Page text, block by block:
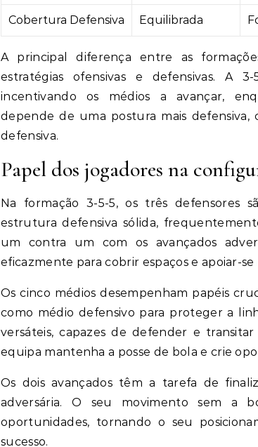
Cobertura Defensiva Equilibrada
A principal diferença entre as
estratégias ofensivas e defensivas. A
incentivando os médios a avançar,
depende de uma postura mais defensiva,
defensiva.
Papel dos jogadores na
Na formação 3-5-5, os três defensores
estrutura defensiva sólida,
um contra um com os avançados
eficazmente para cobrir espaços e apoiar-
Os cinco médios desempenham papéis
como médio defensivo para proteger a
versáteis, capazes de defender e
equipa mantenha a posse de bola e crie
Os dois avançados têm a tarefa de
adversária. O seu movimento sem a
oportunidades, tornando o seu
sucesso.